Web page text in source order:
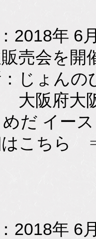
2018年 6
売会を開
じょんの
大阪市
だ イー
こちら
2018年 6